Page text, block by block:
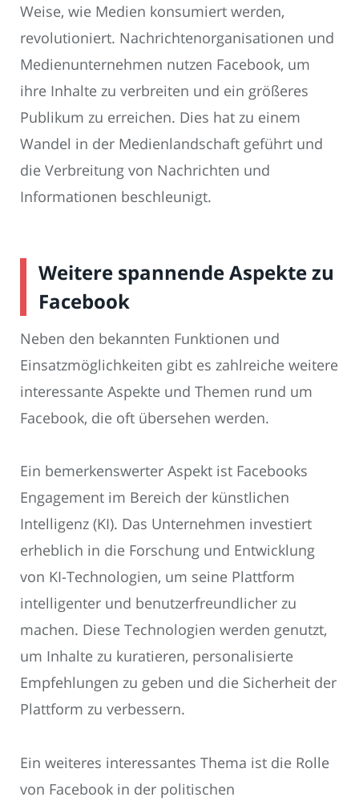
Weise, wie Medien konsumiert werden,
revolutioniert. Nachrichtenorganisationen und
Medienunternehmen nutzen Facebook, um
ihre Inhalte zu verbreiten und ein größeres
Publikum zu erreichen. Dies hat zu einem
Wandel in der Medienlandschaft geführt und
die Verbreitung von Nachrichten und
Informationen beschleunigt.
Weitere spannende Aspekte zu
Facebook
Neben den bekannten Funktionen und
Einsatzmöglichkeiten gibt es zahlreiche weitere
interessante Aspekte und Themen rund um
Facebook, die oft übersehen werden.
Ein bemerkenswerter Aspekt ist Facebooks
Engagement im Bereich der künstlichen
Intelligenz (KI). Das Unternehmen investiert
erheblich in die Forschung und Entwicklung
von KI-Technologien, um seine Plattform
intelligenter und benutzerfreundlicher zu
machen. Diese Technologien werden genutzt,
um Inhalte zu kuratieren, personalisierte
Empfehlungen zu geben und die Sicherheit der
Plattform zu verbessern.
Ein weiteres interessantes Thema ist die Rolle
von Facebook in der politischen